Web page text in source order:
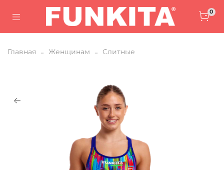
0
Главная Женщинам Слитные